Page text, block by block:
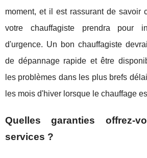
moment, et il est rassurant de savoir
votre chauffagiste prendra pour
d'urgence. Un bon chauffagiste
de dépannage rapide et être
les problèmes dans les plus brefs
les mois d'hiver lorsque le chauffage
Quelles garanties offrez-
services ?